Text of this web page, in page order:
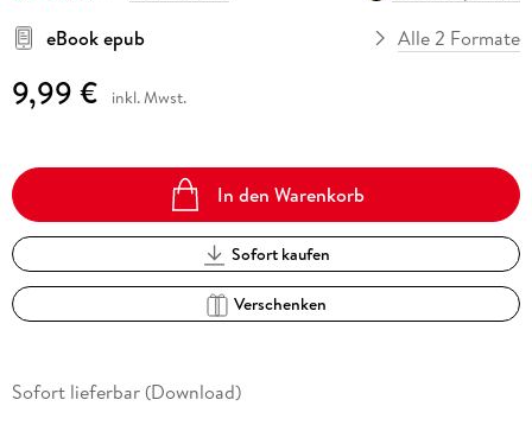
eBook epub
Alle 2 Formate
9,99 € inkl. Mwst.
In den Warenkorb
Sofort kaufen
Verschenken
Sofort lieferbar (Download)